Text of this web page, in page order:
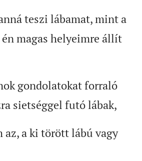
teszi lábamat, mint a
én magas helyeimre állít
gondolatokat forraló
sietséggel futó lábak,
az, a ki törött lábú vagy